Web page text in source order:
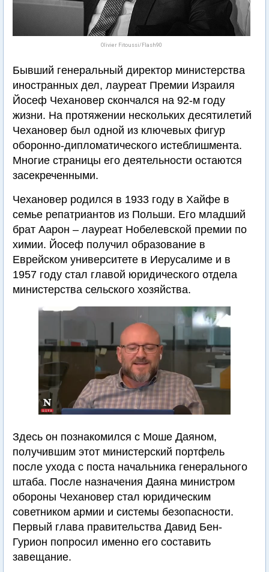
Olivier Fitoussi/Flash90
Бывший генеральный директор министерства
иностранных дел, лауреат Премии Израиля
Йосеф Чехановер скончался на 92-м году
жизни. На протяжении нескольких десятилетий
Чехановер был одной из ключевых фигур
оборонно-дипломатического истеблишмента.
Многие страницы его деятельности остаются
засекреченными.
Чехановер родился в 1933 году в Хайфе в
семье репатриантов из Польши. Его младший
брат Аарон – лауреат Нобелевской премии по
химии. Йосеф получил образование в
Еврейском университете в Иерусалиме и в
1957 году стал главой юридического отдела
министерства сельского хозяйства.
Здесь он познакомился с Моше Даяном,
получившим этот министерский портфель
после ухода с поста начальника генерального
штаба. После назначения Даяна министром
обороны Чехановер стал юридическим
советником армии и системы безопасности.
Первый глава правительства Давид Бен-
Гурион попросил именно его составить
завещание.